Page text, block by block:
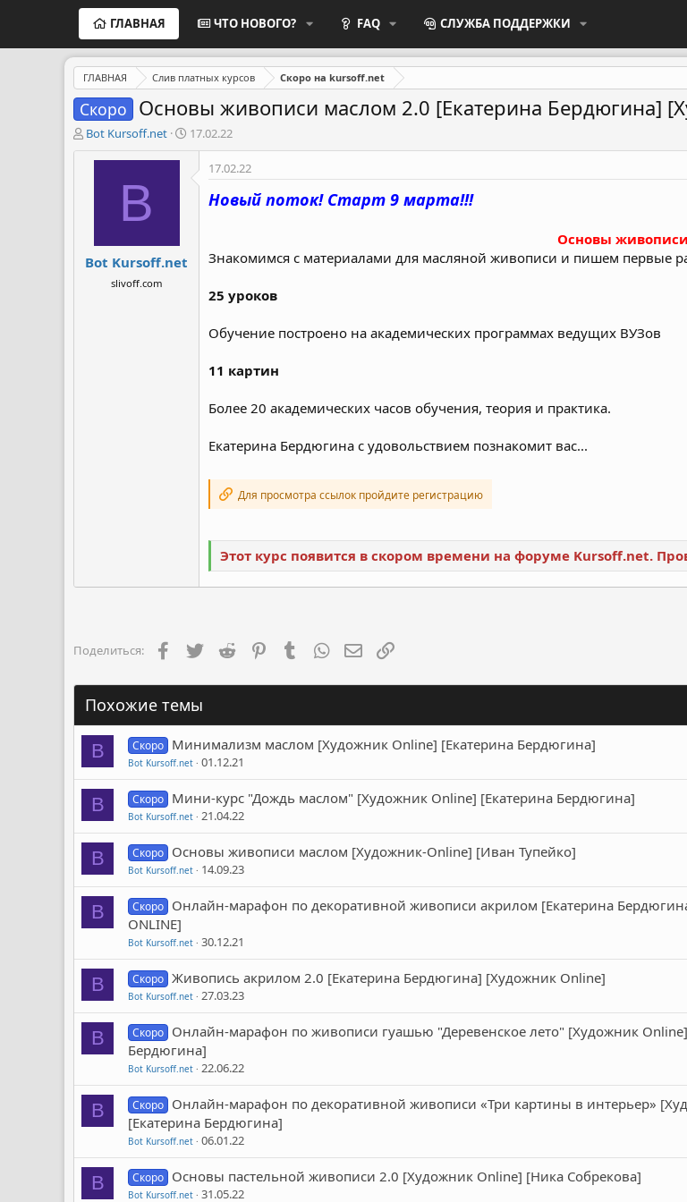
ГЛАВНАЯ ЧТО НОВОГО? FAQ СЛУЖБА ПОДДЕРЖКИ
ГЛАВНАЯ Слив платных курсов Скоро на kursoff.net
Скоро Основы живописи маслом 2.0 [Екатерина Бердюгина]
А
в
ы
Bot Kursoff.net
Д
а
а
17.02.22
B
Bot Kursoff.net
slivoff.com
17.02.22
Новый поток! Старт 9 марта!!!
Основы
Знакомимся с материалами для масляной живописи и пишем первые
25 уроков
Обучение построено на академических программах ведущих ВУЗов
11 картин
Более 20 академических часов обучения, теория и практика.
Екатерина Бердюгина с удовольствием познакомит вас...
Для просмотра ссылок пройдите регистрацию
Этот курс появится в скором времени на форуме Kursoff.net.
Поделиться: FacebookTwitter Reddit PinterestTumblr WhatsAppЭлектронная почта
Похожие темы
B Скоро Минимализм маслом [Художник Online] [Екатерина Бердюгина]
Bot Kursoff.net 01.12.21
B Скоро Мини-курс "Дождь маслом" [Художник Online] [Екатерина Бердюгина]
Bot Kursoff.net 21.04.22
B Скоро Основы живописи маслом [Художник-Online] [Иван Тупейко]
Bot Kursoff.net 14.09.23
B Скоро Онлайн-марафон по декоративной живописи акрилом [Екатерина
ONLINE]
Bot Kursoff.net 30.12.21
B Скоро Живопись акрилом 2.0 [Екатерина Бердюгина] [Художник Online]
Bot Kursoff.net 27.03.23
B Скоро Онлайн-марафон по живописи гуашью "Деревенское лето" [Художник
Бердюгина]
Bot Kursoff.net 22.06.22
B Скоро Онлайн-марафон по декоративной живописи «Три картины в интерьер»
[Екатерина Бердюгина]
Bot Kursoff.net 06.01.22
B Скоро Основы пастельной живописи 2.0 [Художник Online] [Ника Собрекова]
Bot Kursoff.net 31.05.22